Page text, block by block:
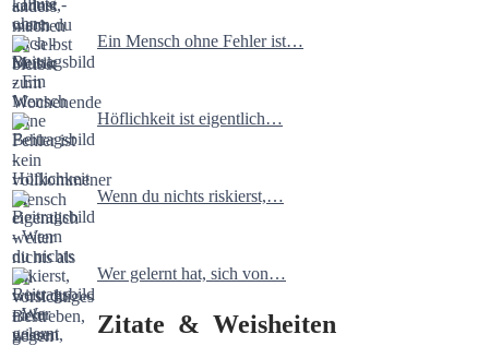
Ein Mensch ohne Fehler ist…
Höflichkeit ist eigentlich…
Wenn du nichts riskierst,…
Wer gelernt hat, sich von…
Zitate & Weisheiten